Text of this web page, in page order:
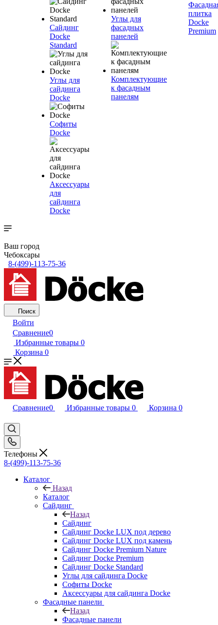
Сайдинг
Docke
Standard
Углы для
сайдинга
Docke
Софиты
Docke
Аксессуары
для
сайдинга
Docke
Углы для
фасадных
панелей
Комплектующие
к фасадным
панелям
плитка
Docke
Premium
Ваш город
Чебоксары
8-(499)-113-75-36
Поиск
Войти
Сравнение0
Избранные товары 0
Корзина 0
Сравнение0 Избранные товары 0 Корзина 0
Телефоны
8-(499)-113-75-36
Каталог
Назад
Каталог
Сайдинг
Назад
Сайдинг
Сайдинг Docke LUX под дерево
Сайдинг Docke LUX под камень
Сайдинг Docke Premium Nature
Сайдинг Docke Premium
Сайдинг Docke Standard
Углы для сайдинга Docke
Софиты Docke
Аксессуары для сайдинга Docke
Фасадные панели
Назад
Фасадные панели